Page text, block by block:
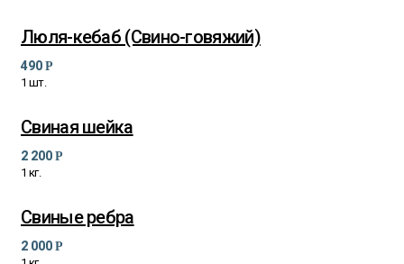
Люля-кебаб (Свино-говяжий)
490 Р
1 шт.
Свиная шейка
2 200 Р
1 кг.
Свиные ребра
2 000 Р